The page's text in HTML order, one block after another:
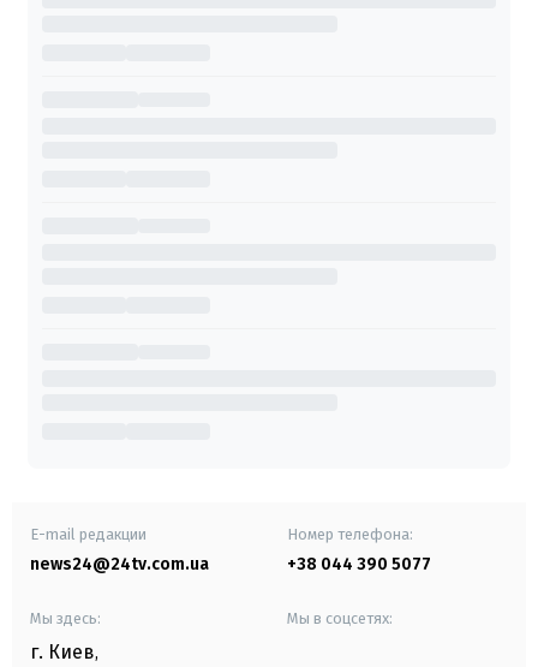
E-mail редакции
news24@24tv.com.ua
Номер телефона:
+38 044 390 5077
Мы здесь:
г. Киев,
Мы в соцсетях: